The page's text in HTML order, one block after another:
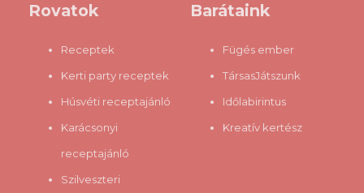
Rovatok
Receptek
Kerti party receptek
Húsvéti receptajánló
Karácsonyi
receptajánló
Szilveszteri
Barátaink
Fügés ember
TársasJátszunk
Időlabirintus
Kreatív kertész